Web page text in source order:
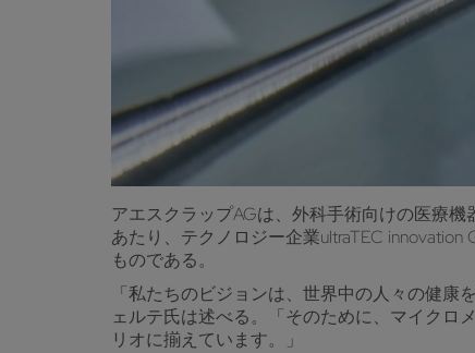
アエスクラップAGは、外科手術向けの医療
あたり、テクノロジー企業ultraTEC
ものである。
「私たちのビジョンは、世界中の人々の健
ェルテ氏は述べる。「そのために、マイクロ
リオに揃えています。」